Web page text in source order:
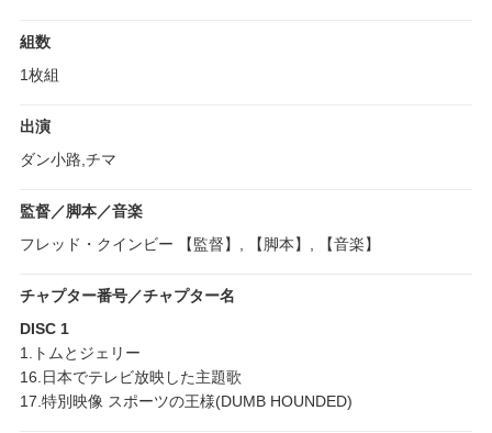
組数
1枚組
出演
ダン小路,チマ
監督／脚本／音楽
フレッド・クインビー 【監督】, 【脚本】, 【音楽】
チャプター番号／チャプター名
DISC 1
1.トムとジェリー
16.日本でテレビ放映した主題歌
17.特別映像 スポーツの王様(DUMB HOUNDED)